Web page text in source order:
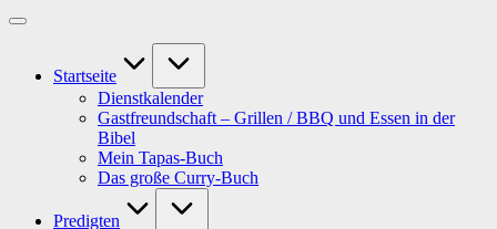
Startseite
Dienstkalender
Gastfreundschaft – Grillen / BBQ und Essen in der
Bibel
Mein Tapas-Buch
Das große Curry-Buch
Predigten